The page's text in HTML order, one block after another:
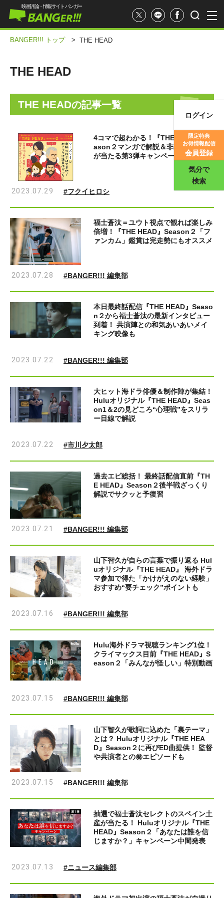
映画評価
映画評論・情報サイト バンガー
ログイン
限定特典
お得情報配信
会員登録
気分で
検索
BANGER!!! トップ > THE HEAD
THE HEAD
THE HEADの記事一覧
4コマで超わかる！『THE HEAD』Se
ason２マンガで解説＆非売品グッズ
が当たる第3弾キャンペーン開催
2023.07.29 #フクイヒロシ
福士蒼汰＝ユウト視点で観れば楽しみ
倍増！『THE HEAD』Season２「フ
ァンカム」鑑賞は完走勢にもオススメ
2023.07.28 #BANGER!!! 編集部
本日最終話配信『THE HEAD』Seaso
n２から福士蒼汰の最新インタビュー
到着！ 共演陣との和気あいあいメイ
キング映像も
2023.07.22 #BANGER!!! 編集部
大ヒット海ドラ俳優＆制作陣が集結！
Huluオリジナル『THE HEAD』Seas
on1＆2の見どころ“心理戦”をスリラ
ー目線で解説
2023.07.22 #市川夕太郎
過去エピ総括！ 最終話配信直前『TH
E HEAD』Season２後半戦ざっくり
解説でサクッと予復習
2023.07.21 #BANGER!!! 編集部
山下智久が自らの言葉で振り返る Hul
uオリジナル『THE HEAD』 海外ドラ
マ参加で得た「かけがえのない経験」
おすすめ“要チェック”ポイントも
2023.07.16 #BANGER!!! 編集部
Hulu海外ドラマ視聴ランキング1位！
クライマックス目前『THE HEAD』S
eason２「みんなが怪しい」特別動画
2023.07.15 #BANGER!!! 編集部
山下智久が歌詞に込めた「裏テーマ」
とは？ Huluオリジナル『THE HEA
D』Season２に再びED曲提供！ 監督
や共演者との㊙エピソードも
2023.07.15 #BANGER!!! 編集部
抽選で福士蒼汰セレクトのスペイン土
産が当たる！ Huluオリジナル『THE
HEAD』Season２「あなたは誰を信
じますか？」キャンペーン中間発表
2023.07.13 #ニュース編集部